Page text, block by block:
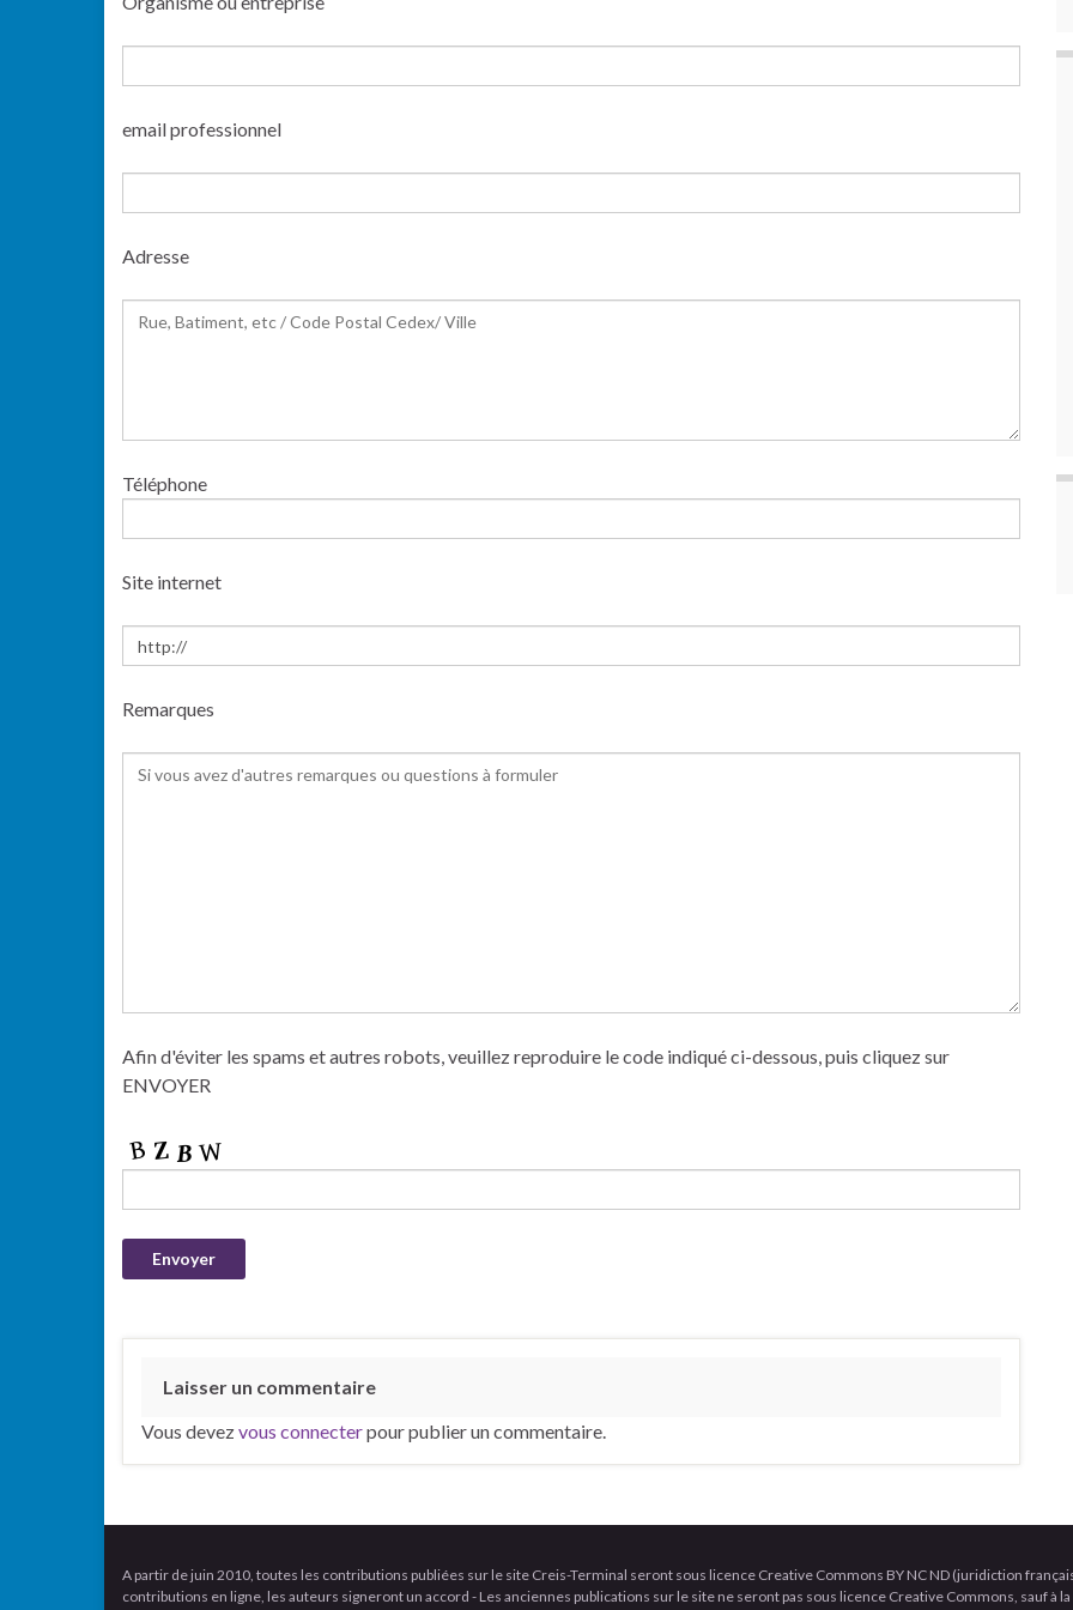
email professionnel
Adresse
Téléphone
Site internet
Remarques
Afin d'éviter les spams et autres robots, veuillez reproduire le code indiqué ci-dessous, puis cliquez sur
ENVOYER
Laisser un commentaire
Vous devezvous connecterpour publier un commentaire.
A partir de juin 2010, toutes les contributions publiées sur le site Creis-Terminal seront sous licence Creative Commons BY NC ND (juridiction
contributions en ligne, les auteurs signeront un accord - Les anciennes publications sur le site ne seront pas sous licence Creative Commons, sauf à